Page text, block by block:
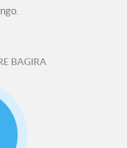
BAGIRA